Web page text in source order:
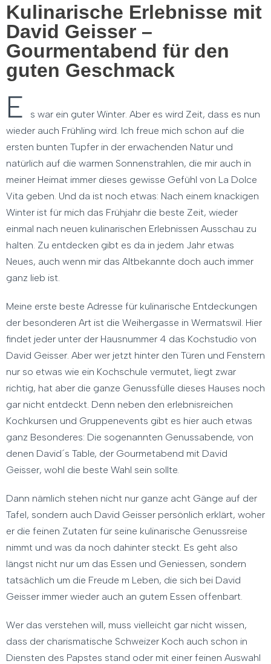
Kulinarische Erlebnisse mit
David Geisser –
Gourmentabend für den
guten Geschmack
E
s war ein guter Winter. Aber es wird Zeit, dass es nun
wieder auch Frühling wird. Ich freue mich schon auf die
ersten bunten Tupfer in der erwachenden Natur und
natürlich auf die warmen Sonnenstrahlen, die mir auch in
meiner Heimat immer dieses gewisse Gefühl von La Dolce
Vita geben. Und da ist noch etwas: Nach einem knackigen
Winter ist für mich das Frühjahr die beste Zeit, wieder
einmal nach neuen kulinarischen Erlebnissen Ausschau zu
halten. Zu entdecken gibt es da in jedem Jahr etwas
Neues, auch wenn mir das Altbekannte doch auch immer
ganz lieb ist.
Meine erste beste Adresse für kulinarische Entdeckungen
der besonderen Art ist die Weihergasse in Wermatswil. Hier
findet jeder unter der Hausnummer 4 das Kochstudio von
David Geisser. Aber wer jetzt hinter den Türen und Fenstern
nur so etwas wie ein Kochschule vermutet, liegt zwar
richtig, hat aber die ganze Genussfülle dieses Hauses noch
gar nicht entdeckt. Denn neben den erlebnisreichen
Kochkursen und Gruppenevents gibt es hier auch etwas
ganz Besonderes: Die sogenannten Genussabende, von
denen David´s Table, der Gourmetabend mit David
Geisser, wohl die beste Wahl sein sollte.
Dann nämlich stehen nicht nur ganze acht Gänge auf der
Tafel, sondern auch David Geisser persönlich erklärt, woher
er die feinen Zutaten für seine kulinarische Genussreise
nimmt und was da noch dahinter steckt. Es geht also
längst nicht nur um das Essen und Geniessen, sondern
tatsächlich um die Freude m Leben, die sich bei David
Geisser immer wieder auch an gutem Essen offenbart.
Wer das verstehen will, muss vielleicht gar nicht wissen,
dass der charismatische Schweizer Koch auch schon in
Diensten des Papstes stand oder mit einer feinen Auswahl